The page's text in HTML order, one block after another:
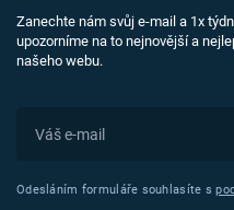
Zanechte nám svůj e-mail a 1x
upozorníme na to nejnovější a
našeho webu.
Odesláním formuláře souhlasíte s